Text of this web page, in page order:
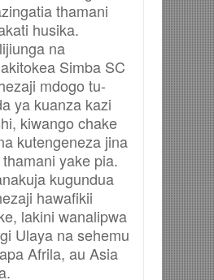
thamani
husika.
na
Simba SC
mdogo tu-
ya kuanza kazi
kiwango chake
kutengeneza jina
yake pia.
kugundua
hawafikii
lakini wanalipwa
Ulaya na sehemu
Afrila, au Asia